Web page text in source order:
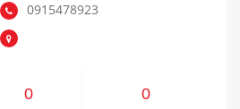
0915478923
0 0